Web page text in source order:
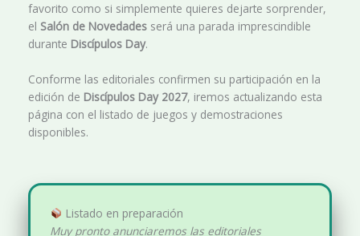
favorito como si simplemente quieres dejarte sorprender,
el Salón de Novedades será una parada imprescindible
durante Discípulos Day.
Conforme las editoriales confirmen su participación en la
edición de Discípulos Day 2027, iremos actualizando esta
página con el listado de juegos y demostraciones
disponibles.
Listado en preparación
Muy pronto anunciaremos las editoriales